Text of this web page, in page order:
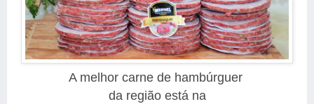
A melhor carne de hambúrguer
da região está na